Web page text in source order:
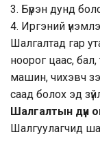
3. Бүрэн дунд
4. Иргэний
Шалгалтад гар
ноорог цаас,
машин, чихэвч
саад болох эд
Шалгалтын дүн
Шалгуулагчид